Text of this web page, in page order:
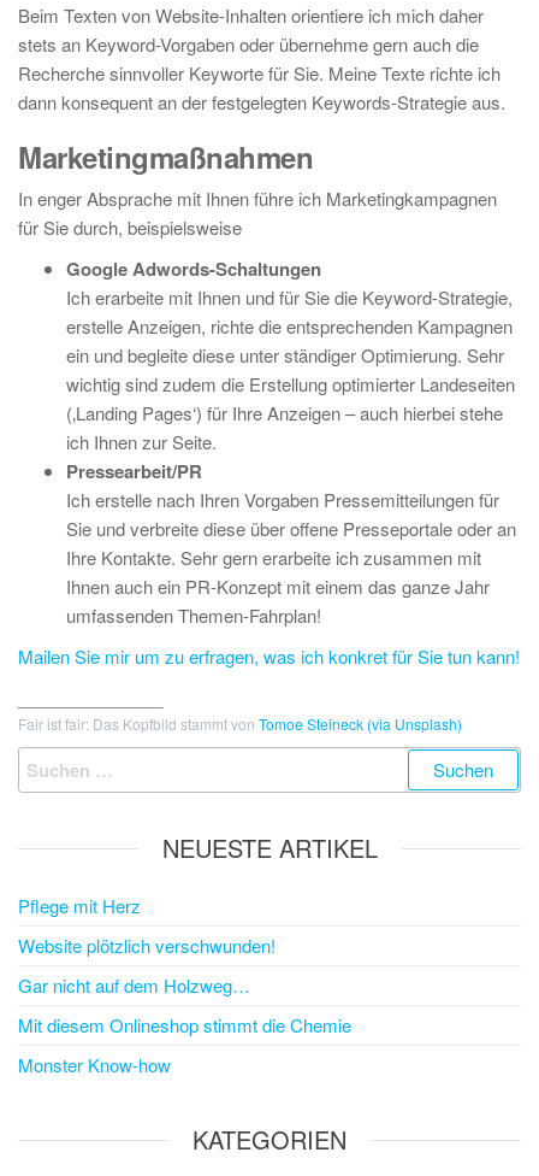
Beim Texten von Website-Inhalten orientiere ich mich daher
stets an Keyword-Vorgaben oder übernehme gern auch die
Recherche sinnvoller Keyworte für Sie. Meine Texte richte ich
dann konsequent an der festgelegten Keywords-Strategie aus.
Marketingmaßnahmen
In enger Absprache mit Ihnen führe ich Marketingkampagnen
für Sie durch, beispielsweise
Google Adwords-Schaltungen
Ich erarbeite mit Ihnen und für Sie die Keyword-Strategie,
erstelle Anzeigen, richte die entsprechenden Kampagnen
ein und begleite diese unter ständiger Optimierung. Sehr
wichtig sind zudem die Erstellung optimierter Landeseiten
(‚Landing Pages‘) für Ihre Anzeigen – auch hierbei stehe
ich Ihnen zur Seite.
Pressearbeit/PR
Ich erstelle nach Ihren Vorgaben Pressemitteilungen für
Sie und verbreite diese über offene Presseportale oder an
Ihre Kontakte. Sehr gern erarbeite ich zusammen mit
Ihnen auch ein PR-Konzept mit einem das ganze Jahr
umfassenden Themen-Fahrplan!
Mailen Sie mir um zu erfragen, was ich konkret für Sie tun kann!
Fair ist fair: Das Kopfbild stammt von Tomoe Steineck (via Unsplash)
NEUESTE ARTIKEL
Pflege mit Herz
Website plötzlich verschwunden!
Gar nicht auf dem Holzweg…
Mit diesem Onlineshop stimmt die Chemie
Monster Know-how
KATEGORIEN